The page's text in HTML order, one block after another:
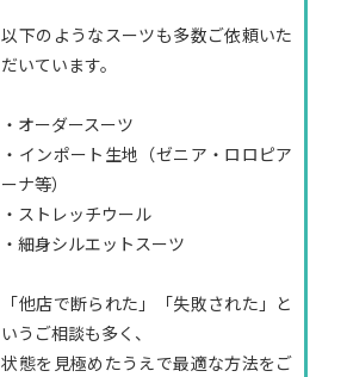
以下のようなスーツも多数ご依頼いた
だいています。
・オーダースーツ
・インポート生地（ゼニア・ロロピア
ーナ等）
・ストレッチウール
・細身シルエットスーツ
「他店で断られた」「失敗された」と
いうご相談も多く、
状態を見極めたうえで最適な方法をご